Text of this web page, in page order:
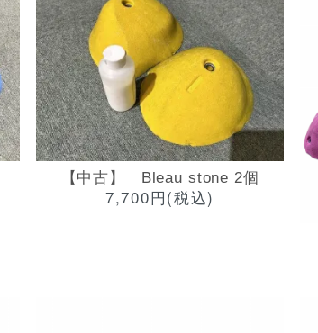
【中古】 Bleau stone 2個
7,700円(税込)